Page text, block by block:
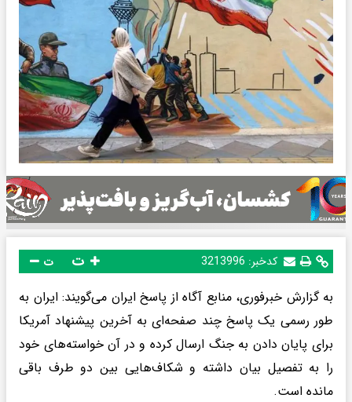
کدخبر: 3213996 ت
به گزارش خبرفوری، منابع آگاه از پاسخ ایران می‌گویند: ایران به
طور رسمی یک پاسخ چند صفحه‌ای به آخرین پیشنهاد آمریکا
برای پایان دادن به جنگ ارسال کرده و در آن خواسته‌های خود
را به تفصیل بیان داشته و شکاف‌هایی بین دو طرف باقی
مانده است.